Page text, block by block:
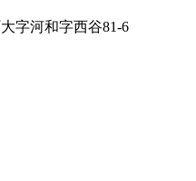
字河和字西谷81-6